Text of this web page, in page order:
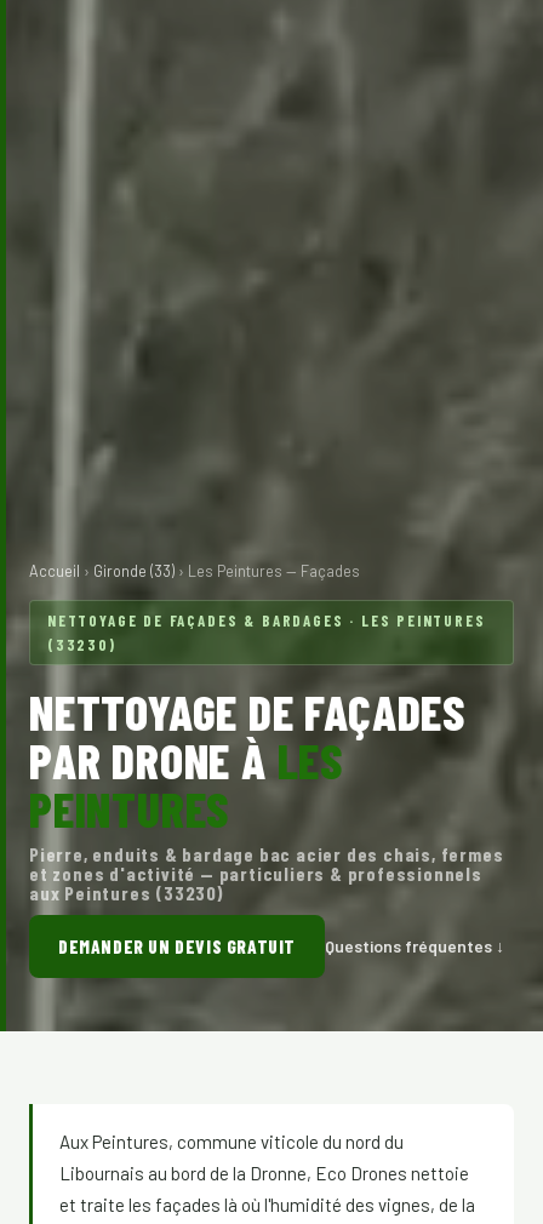
Accueil › Gironde (33) › Les Peintures — Façades
NETTOYAGE DE FAÇADES & BARDAGES · LES PEINTURES
(33230)
NETTOYAGE DE FAÇADES
PAR DRONE À LES
PEINTURES
Pierre, enduits & bardage bac acier des chais, fermes
et zones d'activité — particuliers & professionnels
aux Peintures (33230)
DEMANDER UN DEVIS GRATUIT Questions fréquentes ↓
Aux Peintures, commune viticole du nord du
Libournais au bord de la Dronne, Eco Drones nettoie
et traite les façades là où l'humidité des vignes, de la